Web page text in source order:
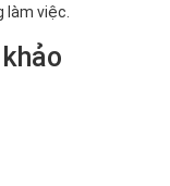
việc.